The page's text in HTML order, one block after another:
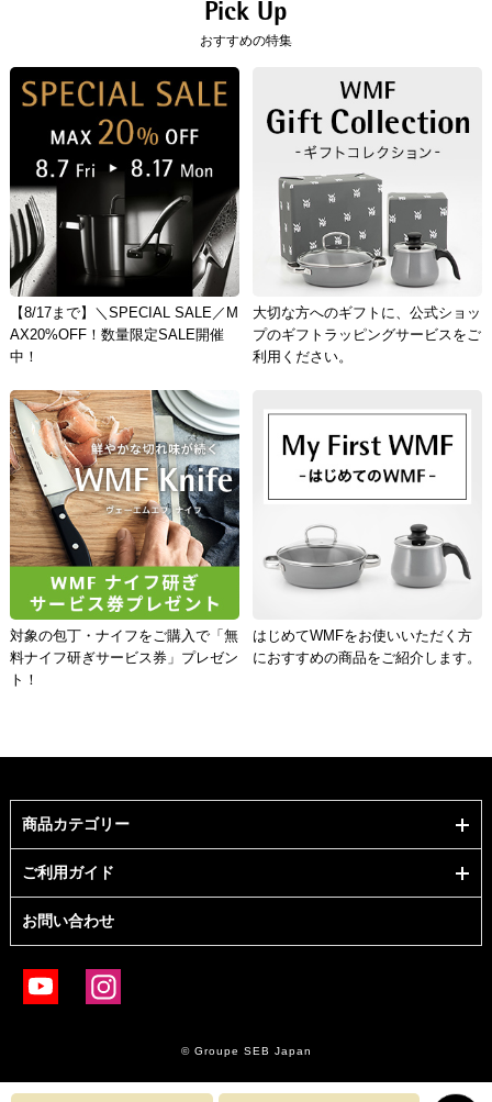
Pick Up
おすすめの特集
【8/17まで】＼SPECIAL SALE／M
AX20%OFF！数量限定SALE開催
中！
大切な方へのギフトに、公式ショッ
プのギフトラッピングサービスをご
利用ください。
対象の包丁・ナイフをご購入で「無
料ナイフ研ぎサービス券」プレゼン
ト！
はじめてWMFをお使いいただく方
におすすめの商品をご紹介します。
商品カテゴリー
ご利用ガイド
お問い合わせ
© Groupe SEB Japan